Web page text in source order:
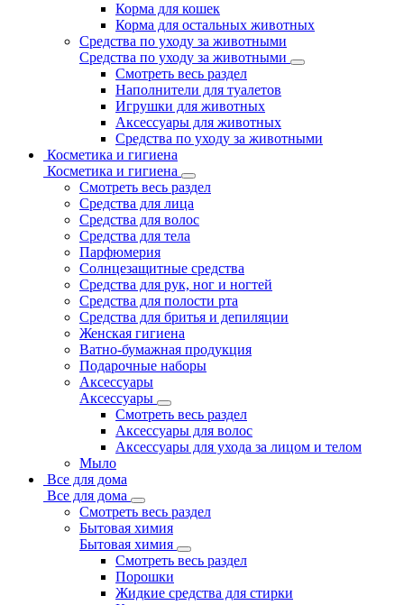
Корма для кошек
Корма для остальных животных
Средства по уходу за животными
Средства по уходу за животными
Смотреть весь раздел
Наполнители для туалетов
Игрушки для животных
Аксессуары для животных
Средства по уходу за животными
Косметика и гигиена
Косметика и гигиена
Смотреть весь раздел
Средства для лица
Средства для волос
Средства для тела
Парфюмерия
Солнцезащитные средства
Средства для рук, ног и ногтей
Средства для полости рта
Средства для бритья и депиляции
Женская гигиена
Ватно-бумажная продукция
Подарочные наборы
Аксессуары
Аксессуары
Смотреть весь раздел
Аксессуары для волос
Аксессуары для ухода за лицом и телом
Мыло
Все для дома
Все для дома
Смотреть весь раздел
Бытовая химия
Бытовая химия
Смотреть весь раздел
Порошки
Жидкие средства для стирки